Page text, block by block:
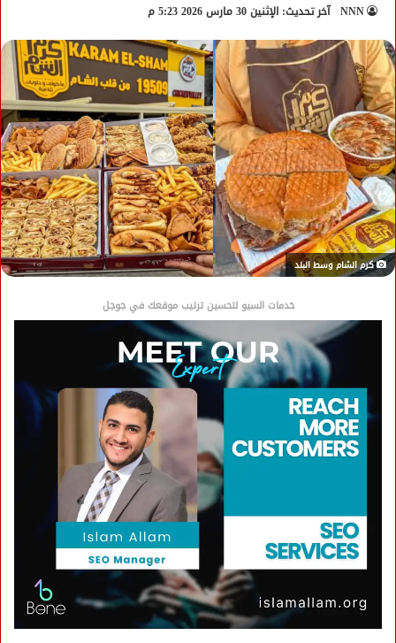
NNN آخر تحديث: الإثنين 30 مارس 2026 5:23 م
كرم الشام وسط البلد
خدمات السيو لتحسين ترتيب موقعك في جوجل